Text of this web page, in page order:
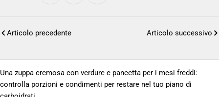
Articolo precedente Articolo successivo
Una zuppa cremosa con verdure e pancetta per i mesi freddi:
controlla porzioni e condimenti per restare nel tuo piano di